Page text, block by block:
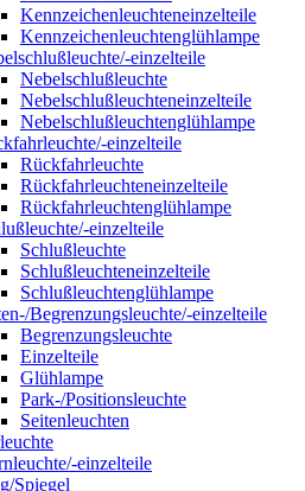
Kennzeichenleuchteneinzelteile
Kennzeichenleuchtenglühlampe
einzelteile
Nebelschlußleuchte
Nebelschlußleuchteneinzelteile
Nebelschlußleuchtenglühlampe
einzelteile
Rückfahrleuchte
Rückfahrleuchteneinzelteile
Rückfahrleuchtenglühlampe
einzelteile
Schlußleuchte
Schlußleuchteneinzelteile
Schlußleuchtenglühlampe
Begrenzungsleuchte/-einzelteile
Begrenzungsleuchte
Einzelteile
Glühlampe
Park-/Positionsleuchte
Seitenleuchten
einzelteile
Spiegel